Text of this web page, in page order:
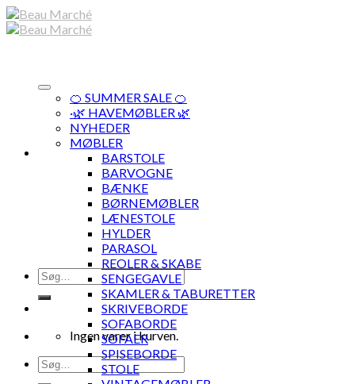
Skip
to
Søg
efter:
Ingen varer i kurven.
Søg
efter:
🍊 SUMMER SALE 🍊
·🌿 HAVEMØBLER 🌿
NYHEDER
MØBLER
BARSTOLE
BARVOGNE
BÆNKE
BØRNEMØBLER
LÆNESTOLE
HYLDER
PARASOL
REOLER & SKABE
SENGEGAVLE
SKAMLER & TABURETTER
SKRIVEBORDE
SOFABORDE
SOFAER
SPISEBORDE
STOLE